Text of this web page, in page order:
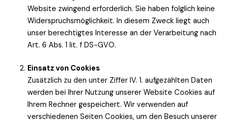
Website zwingend erforderlich. Sie haben folglich keine
Widerspruchsmöglichkeit. In diesem Zweck liegt auch
unser berechtigtes Interesse an der Verarbeitung nach
Art. 6 Abs. 1 lit. f DS-GVO.
Einsatz von Cookies
Zusätzlich zu den unter Ziffer IV. 1. aufgezählten Daten
werden bei Ihrer Nutzung unserer Website Cookies auf
Ihrem Rechner gespeichert. Wir verwenden auf
verschiedenen Seiten Cookies, um den Besuch unserer